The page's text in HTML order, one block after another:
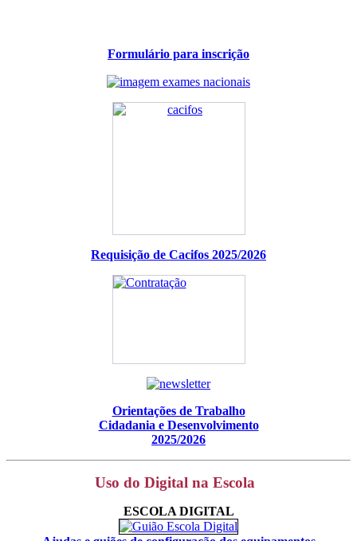
Formulário para inscrição
Requisição de Cacifos 2025/2026
Orientações de Trabalho
Cidadania e Desenvolvimento
2025/2026
Uso do Digital na Escola
ESCOLA DIGITAL